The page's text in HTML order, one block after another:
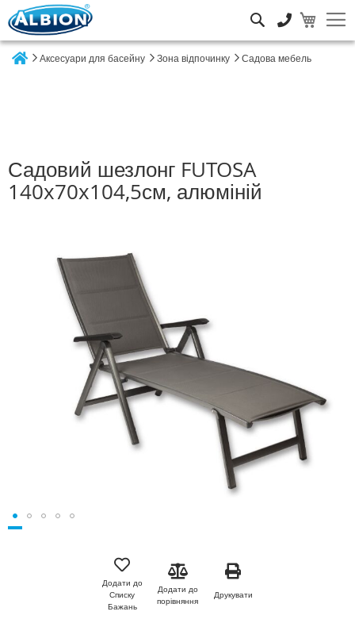
Аксесуари для басейну Зона відпочинку Садова мебель
Садовий шезлонг FUTOSA
140x70x104,5см, алюміній
Додати до
Списку
Бажань
Додати до
порівняння
Друкувати